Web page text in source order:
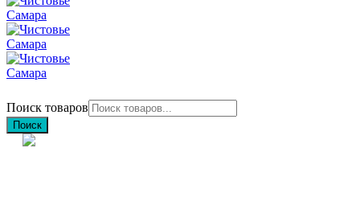
Поиск товаров
Поиск